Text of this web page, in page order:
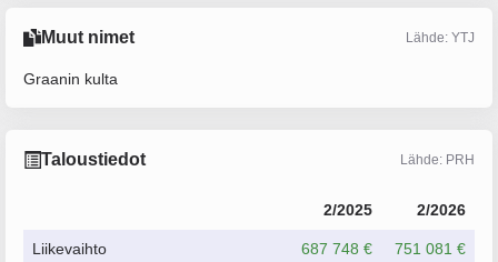
Muut nimet Lähde: YTJ
Graanin kulta
Taloustiedot Lähde: PRH
2/2025 2/2026
Liikevaihto 687 748 € 751 081 €